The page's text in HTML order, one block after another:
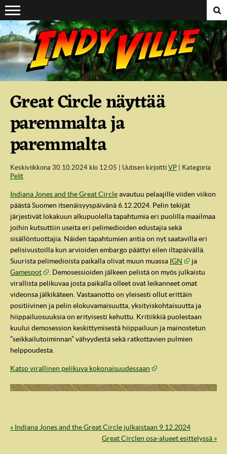
Suoraan sisältöön
Great Circle näyttää
paremmalta ja
paremmalta
Keskiviikkona 30.10.2024 klo 12:05 Uutisen kirjoitti VP
Kategoria
Pelit
Indiana Jones and the Great Circleavautuu pelaajille viiden viikon
päästä Suomen itsenäisyyspäivänä 6.12.2024. Pelin tekijät
järjestivät lokakuun alkupuolella tapahtumia eri puolilla maailmaa
joihin kutsuttiin useita eri pelimedioiden edustajia sekä
sisällöntuottajia. Näiden tapahtumien antia on nyt saatavilla eri
pelisivustoilla kun arvioiden embargo päättyi eilen iltapäivällä.
Suurista pelimedioista paikalla olivat muun muassa IGN
ja
Gamespot
. Demosessioiden jälkeen pelistä on myös julkaistu
virallista pelikuvaa josta paikalla olleet ovat leikanneet omat
videonsa jälkikäteen. Vastaanotto on yleisesti ollut erittäin
positiivinen ja pelin elokuvamaisuutta, yksityiskohtaisuutta ja
hiippailuosuuksia on erityisesti kehuttu. Kritiikkiä puolestaan
kuului demosession keskittymisestä hiippailuun ja mainostetun
”seikkailutoiminnan” vähyydestä sekä ratkottavien pulmien
helppoudesta.
Katso virallinen pelikuva kokonaisuudessaan
« Indiana Jones and the Great Circle julkaistaan 9.12.2024
Great Circlen osa-alueet esittelyssä »